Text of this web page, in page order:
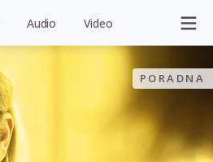
Audio Video
PORADNA